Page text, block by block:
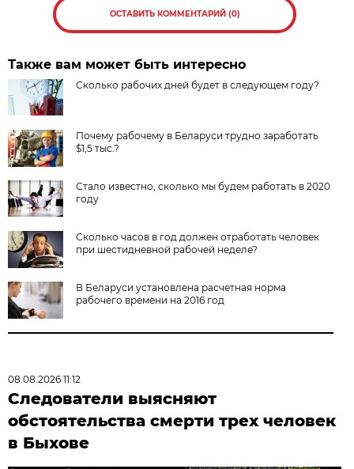
ОСТАВИТЬ КОММЕНТАРИЙ (0)
Также вам может быть интересно
Сколько рабочих дней будет в следующем году?
Почему рабочему в Беларуси трудно заработать
$1,5 тыс.?
Стало известно, сколько мы будем работать в 2020
году
Сколько часов в год должен отработать человек
при шестидневной рабочей неделе?
В Беларуси установлена расчетная норма
рабочего времени на 2016 год
08.08.2026 11:12
Следователи выясняют
обстоятельства смерти трех человек
в Быхове